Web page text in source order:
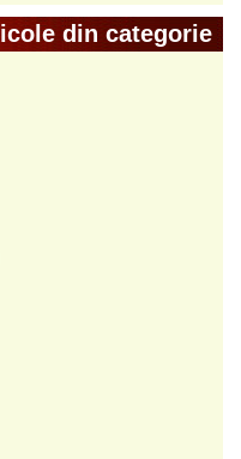
din categorie